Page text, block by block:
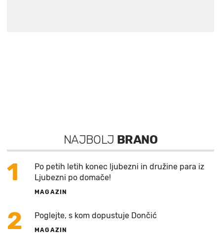
NAJBOLJ BRANO
1
Po petih letih konec ljubezni in družine para iz
Ljubezni po domače!
MAGAZIN
2 Poglejte, s kom dopustuje Dončić
MAGAZIN